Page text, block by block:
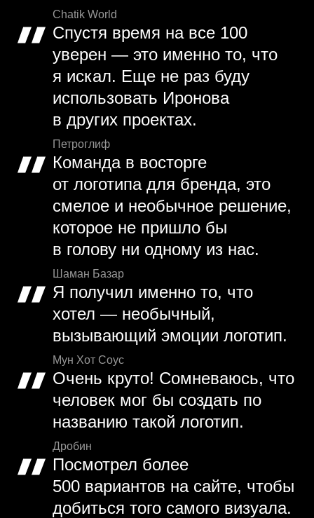
Chatik World
Спустя время на все 100
уверен — это именно то, что
я искал. Еще не раз буду
использовать Иронова
в других проектах.
Петроглиф
Команда в восторге
от логотипа для бренда, это
смелое и необычное решение,
которое не пришло бы
в голову ни одному из нас.
Шаман Базар
Я получил именно то, что
хотел — необычный,
вызывающий эмоции логотип.
Мун Хот Соус
Очень круто! Сомневаюсь, что
человек мог бы создать по
названию такой логотип.
Дробин
Посмотрел более
500 вариантов на сайте, чтобы
добиться того самого визуала.